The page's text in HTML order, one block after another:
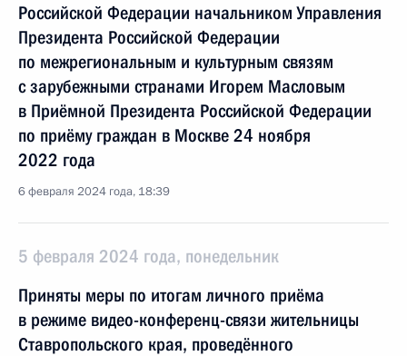
Российской Федерации начальником Управления
Президента Российской Федерации
по межрегиональным и культурным связям
с зарубежными странами Игорем Масловым
в Приёмной Президента Российской Федерации
по приёму граждан в Москве 24 ноября
2022 года
6 февраля 2024 года, 18:39
5 февраля 2024 года, понедельник
Приняты меры по итогам личного приёма
в режиме видео-конференц-связи жительницы
Ставропольского края, проведённого